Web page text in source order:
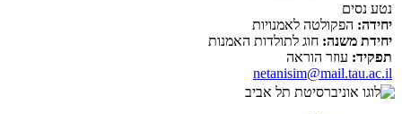
נטע נסים
יחידה: הפקולטה לאמנויות
יחידת משנה: חוג לתולדות האמנות
תפקיד: עוזר הוראה
netanisim@mail.tau.ac.il